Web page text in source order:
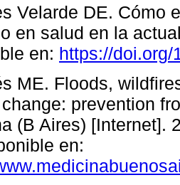
Velarde DE. Cómo
en salud en la
en: https://doi.org/
ME. Floods,
prevention
(B Aires) [Internet].
en: